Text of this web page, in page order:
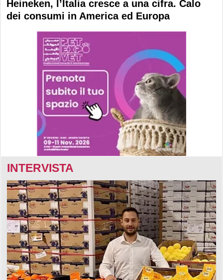
Heineken, l’Italia cresce a una cifra. Calo
dei consumi in America ed Europa
INTERVISTA